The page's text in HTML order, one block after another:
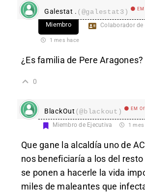
Galestat . (@galestat3)
Miembro Colaborador de
1 mes hace
¿Es familia de Pere Aragones?
0
BlackOut (@blackout) EM
Miembro de Ejecutiva 1
Que gane la alcaldía uno de
nos beneficiaría a los del resto
se ponen a hacerle la vida
miles de maleantes que